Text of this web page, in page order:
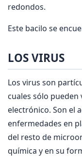
redondos.
Este bacilo se
LOS VIRUS
Los virus son
cuales sólo
electrónico. Son el
enfermedades en
del resto de
química y en su